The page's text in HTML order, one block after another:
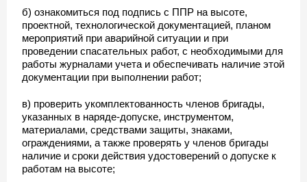
б) ознакомиться под подпись с ППР на высоте,
проектной, технологической документацией, планом
мероприятий при аварийной ситуации и при
проведении спасательных работ, с необходимыми для
работы журналами учета и обеспечивать наличие этой
документации при выполнении работ;
в) проверить укомплектованность членов бригады,
указанных в наряде-допуске, инструментом,
материалами, средствами защиты, знаками,
ограждениями, а также проверять у членов бригады
наличие и сроки действия удостоверений о допуске к
работам на высоте;